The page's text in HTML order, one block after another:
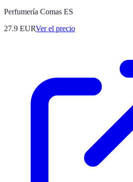
Perfumería Comas ES
27.9 EURVer el precio